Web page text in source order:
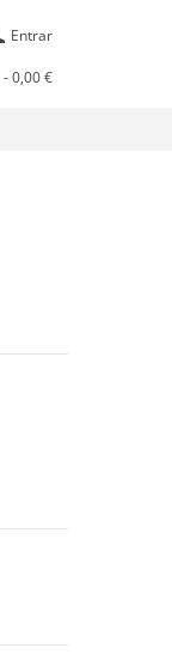
Entrar
-0,00 €